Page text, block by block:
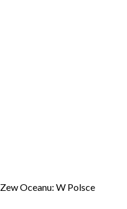
Zew Oceanu: W Polsce